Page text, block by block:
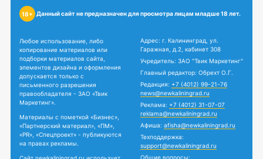
18+ Данный сайт не предназначен для просмотра лицам младше 18 лет.
Любое использование, либо
копирование материалов или
подборки материалов сайта,
элементов дизайна и оформления
допускается только с
письменного разрешения
правообладателя - ЗАО «Твик
Маркетинг».
Материалы с пометкой «Бизнес»,
«Партнерский материал», «ПМ»,
«PR», «Спецпроект» - публикуются
на правах рекламы.
Адрес: г. Калининград, ул.
Гаражная, д.2, кабинет 308
Учредитель: ЗАО "Твик Маркетинг"
Главный редактор: Обрехт О.Г.
Редакция: +7 (4012) 99-21-76
news@newkaliningrad.ru
Реклама: +7 (4012) 31-07-07
reklama@newkaliningrad.ru
Афиша: afisha@newkaliningrad.ru
Техподдержка:
support@newkaliningrad.ru
Общие вопросы: